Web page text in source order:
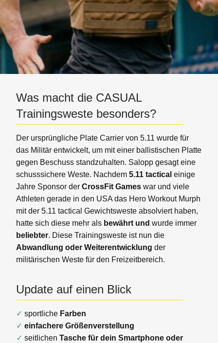
Was macht die CASUAL
Trainingsweste besonders?
Der ursprüngliche Plate Carrier von 5.11 wurde für
das Militär entwickelt, um mit einer ballistischen Platte
gegen Beschuss standzuhalten. Salopp gesagt eine
schusssichere Weste. Nachdem 5.11 tactical einige
Jahre Sponsor der CrossFit Gameswar und viele
Athleten gerade in den USA das Hero Workout Murph
mit der 5.11 tactical Gewichtsweste absolviert haben,
hatte sich diese mehr als bewährt und wurde immer
beliebter. Diese Trainingsweste ist nun die
Abwandlung oder Weiterentwicklung der
militärischen Weste für den Freizeitbereich.
Update auf einen Blick
✓ sportlicheFarben
✓ einfachere Größenverstellung
✓ seitlichen Tasche für dein Smartphone oder